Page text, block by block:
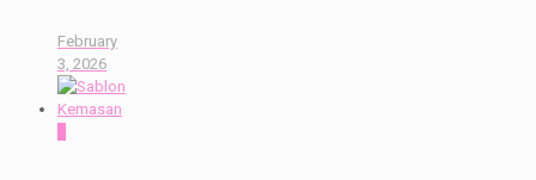
February
3, 2026